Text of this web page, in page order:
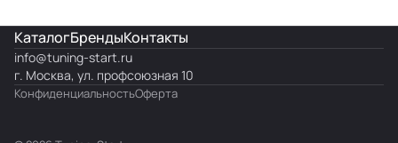
КаталогБрендыКонтакты
info@tuning-start.ru
г. Москва, ул. профсоюзная 10
КонфиденциальностьОферта